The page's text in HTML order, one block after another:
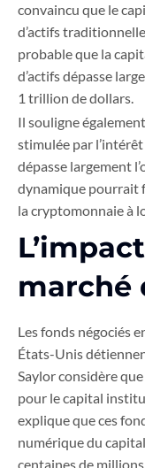
convaincu que le
d’actifs
probable que la
d’actifs dépasse
1 trillion de dollars.
Il souligne
stimulée par
dépasse largement
dynamique pourrait
la cryptomonnaie à
marché
Les fonds négociés
États-Unis
Saylor considère
pour le capital
explique que ces
numérique du
centaines de millions